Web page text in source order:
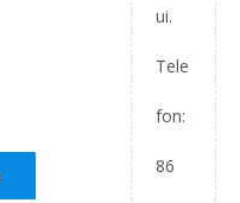
ui.
Tele
fon:
86